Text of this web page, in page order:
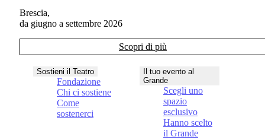
Sostieni il Teatro
Fondazione
Chi ci sostiene
Come
sostenerci
Il tuo evento al
Grande
Scegli uno
spazio
esclusivo
Hanno scelto
il Grande
Brescia,
da giugno a settembre 2026
Scopri di più